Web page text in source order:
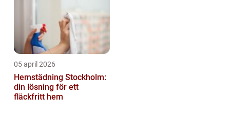
05 april 2026
Hemstädning Stockholm:
din lösning för ett
fläckfritt hem